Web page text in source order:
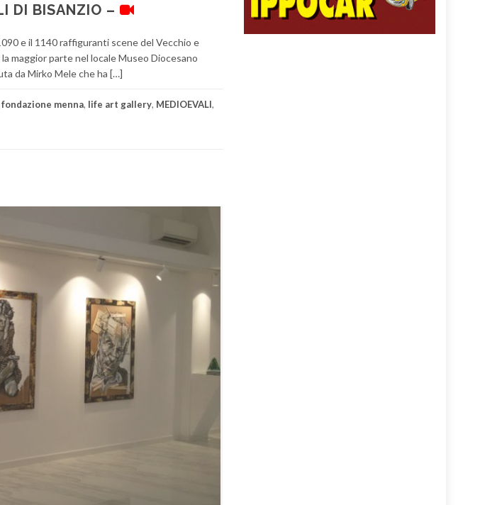
DI BISANZIO –
e il 1140 raffiguranti scene del Vecchio e
maggior parte nel locale Museo Diocesano
da Mirko Mele che ha […]
fondazione menna, life art gallery, MEDIOEVALI,